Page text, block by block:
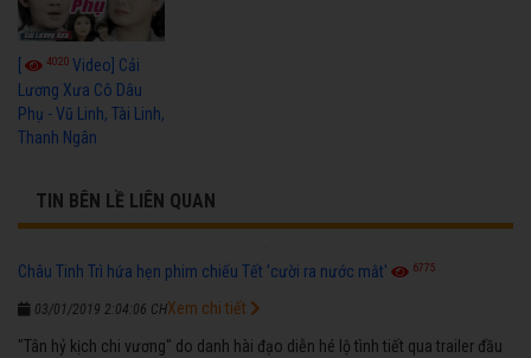
[ 4020 Video] Cải
Lương Xưa Cô Dâu
Phụ - Vũ Linh, Tài Linh,
Thanh Ngân
TIN BÊN LỀ LIÊN QUAN
Châu Tinh Trì hứa hẹn phim chiếu Tết 'cười ra nước mắt' 6775
03/01/2019 2:04:06 CH
"Tân hỷ kịch chi vương" do danh hài đạo diễn hé lộ tình tiết qua trailer đầu
Xem chi tiết